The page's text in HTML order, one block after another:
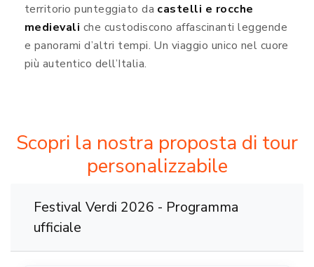
territorio punteggiato da castelli e rocche
medievali che custodiscono affascinanti leggende
e panorami d’altri tempi. Un viaggio unico nel cuore
più autentico dell’Italia.
Scopri la nostra proposta di tour
personalizzabile
Festival Verdi 2026 - Programma
ufficiale